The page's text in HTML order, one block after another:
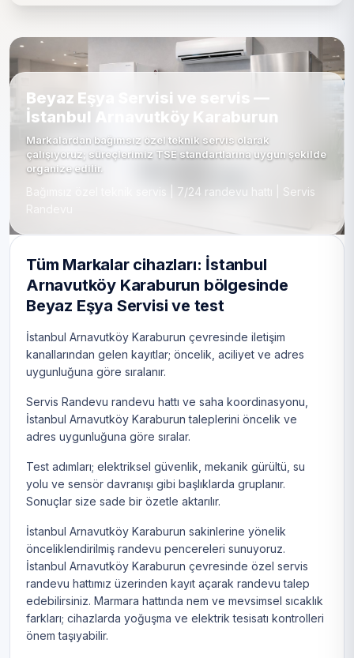
Beyaz Eşya Servisi ve servis —
İstanbul Arnavutköy Karaburun
Markalardan bağımsız özel teknik servis olarak
çalışıyoruz; süreçlerimiz TSE standartlarına uygun şekilde
organize edilir.
Bağımsız özel teknik servis | 7/24 randevu hattı | Servis
Tüm Markalar cihazları: İstanbul
Arnavutköy Karaburun bölgesinde
Beyaz Eşya Servisi ve test
İstanbul Arnavutköy Karaburun çevresinde iletişim
kanallarından gelen kayıtlar; öncelik, aciliyet ve adres
uygunluğuna göre sıralanır.
Servis Randevu randevu hattı ve saha koordinasyonu,
İstanbul Arnavutköy Karaburun taleplerini öncelik ve
adres uygunluğuna göre sıralar.
Test adımları; elektriksel güvenlik, mekanik gürültü, su
yolu ve sensör davranışı gibi başlıklarda gruplanır.
Sonuçlar size sade bir özetle aktarılır.
İstanbul Arnavutköy Karaburun sakinlerine yönelik
önceliklendirilmiş randevu pencereleri sunuyoruz.
İstanbul Arnavutköy Karaburun çevresinde özel servis
randevu hattımız üzerinden kayıt açarak randevu talep
edebilirsiniz. Marmara hattında nem ve mevsimsel sıcaklık
farkları; cihazlarda yoğuşma ve elektrik tesisatı kontrolleri
önem taşıyabilir.